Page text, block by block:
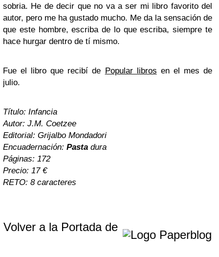
sobria. He de decir que no va a ser mi libro favorito del
autor, pero me ha gustado mucho. Me da la sensación de
que este hombre, escriba de lo que escriba, siempre te
hace hurgar dentro de tí mismo.
Fue el libro que recibí de Popular libros en el mes de
julio.
Título: Infancia
Autor: J.M. Coetzee
Editorial: Grijalbo Mondadori
Encuadernación: Pasta dura
Páginas: 172
Precio: 17 €
RETO: 8 caracteres
Volver a la Portada de